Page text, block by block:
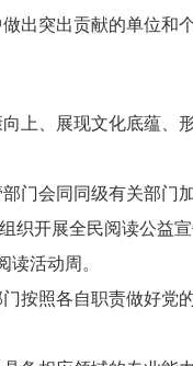
出突出贡献的单位和
上、展现文化底蕴、
门会同同级有关部门
织开展全民阅读公益
读活动周。
按照各自职责做好党